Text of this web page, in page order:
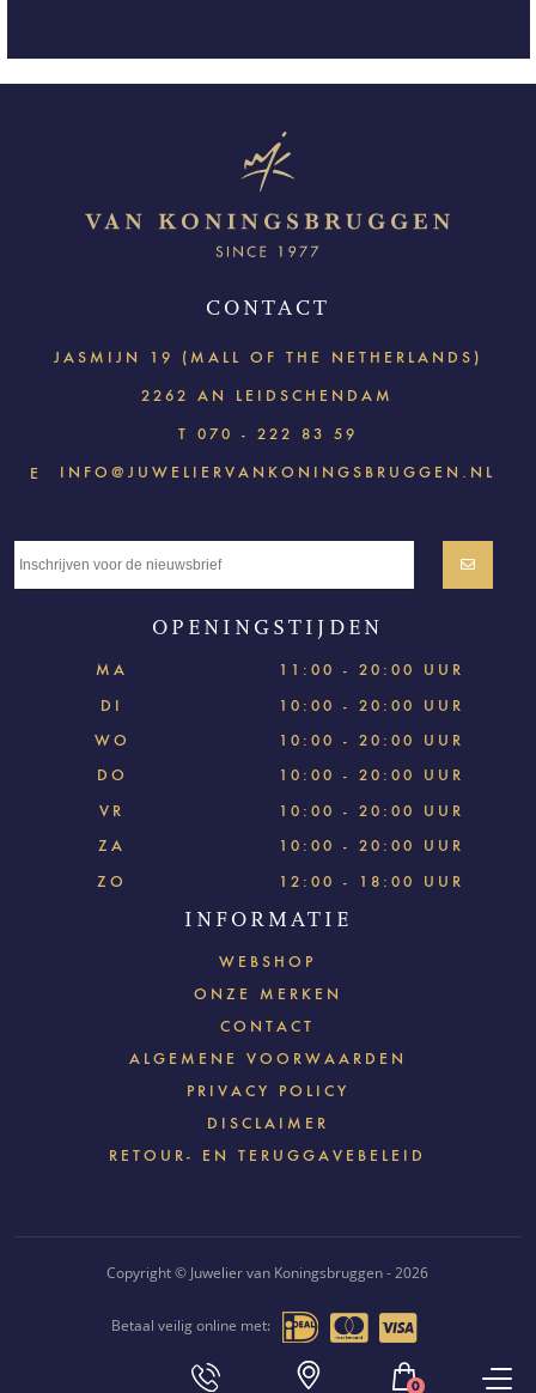
0
CONTACT
JASMIJN 19 (MALL OF THE NETHERLANDS)
2262 AN LEIDSCHENDAM
T 070 - 222 83 59
E INFO@JUWELIERVANKONINGSBRUGGEN.NL
OPENINGSTIJDEN
MA
11:00 - 20:00 UUR
DI
10:00 - 20:00 UUR
WO
10:00 - 20:00 UUR
DO
10:00 - 20:00 UUR
VR
10:00 - 20:00 UUR
ZA
10:00 - 20:00 UUR
ZO
12:00 - 18:00 UUR
INFORMATIE
WEBSHOP
ONZE MERKEN
CONTACT
ALGEMENE VOORWAARDEN
PRIVACY POLICY
DISCLAIMER
RETOUR- EN TERUGGAVEBELEID
Copyright © Juwelier van Koningsbruggen - 2026
Betaal veilig online met:
Webdesign & realisatie:Loyals